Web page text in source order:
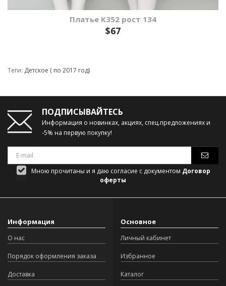
Платье К352 рост 134
$67
Теги: Детское ( по 2017 год)
ПОДПИСЫВАЙТЕСЬ
Информация о новинках, акциях, спец.предложениях и
-5% на первую покупку!
Мною прочитаны и я даю согласие с документом Договор
оферты
Информация
О нас
Порядок оформления заказа
Доставка
Основное
Личный кабинет
Избранное
Каталог